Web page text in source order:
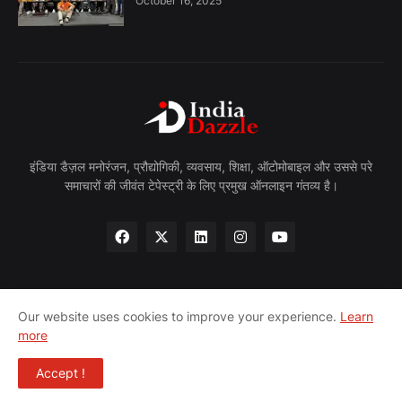
इंडिया डैज़ल मनोरंजन, प्रौद्योगिकी, व्यवसाय, शिक्षा, ऑटोमोबाइल और उससे परे
समाचारों की जीवंत टेपेस्ट्री के लिए प्रमुख ऑनलाइन गंतव्य है।
© 2024 India Dazzle Hindi - All Rights Reserved.
Home About Privacy Policy
Contact
Our website uses cookies to improve your experience. Learn
more
Accept !